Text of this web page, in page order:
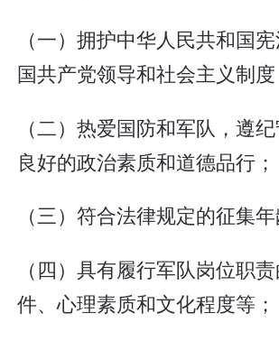
（一）拥护中华人民共和国
国共产党领导和社会主义制度
（二）热爱国防和军队，遵
良好的政治素质和道德品行；
（三）符合法律规定的征集年
（四）具有履行军队岗位职
件、心理素质和文化程度等；